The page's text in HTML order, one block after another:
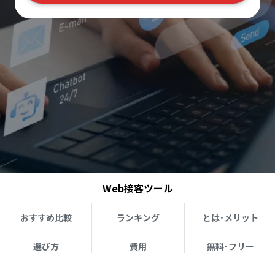
Web接客ツール
おすすめ比較 ランキング とは･メリット
選び方 費用 無料･フリー